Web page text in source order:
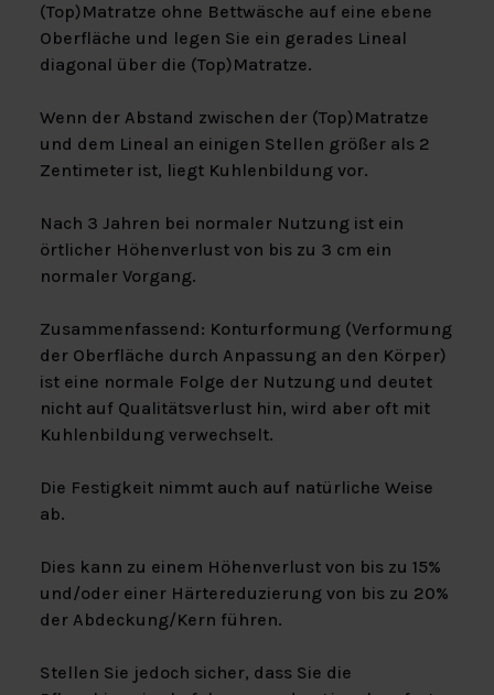
(Top)Matratze ohne Bettwäsche auf eine ebene
Oberfläche und legen Sie ein gerades Lineal
diagonal über die (Top)Matratze.
Wenn der Abstand zwischen der (Top)Matratze
und dem Lineal an einigen Stellen größer als 2
Zentimeter ist, liegt Kuhlenbildung vor.
Nach 3 Jahren bei normaler Nutzung ist ein
örtlicher Höhenverlust von bis zu 3 cm ein
normaler Vorgang.
Zusammenfassend: Konturformung (Verformung
der Oberfläche durch Anpassung an den Körper)
ist eine normale Folge der Nutzung und deutet
nicht auf Qualitätsverlust hin, wird aber oft mit
Kuhlenbildung verwechselt.
Die Festigkeit nimmt auch auf natürliche Weise
ab.
Dies kann zu einem Höhenverlust von bis zu 15%
und/oder einer Härtereduzierung von bis zu 20%
der Abdeckung/Kern führen.
Stellen Sie jedoch sicher, dass Sie die